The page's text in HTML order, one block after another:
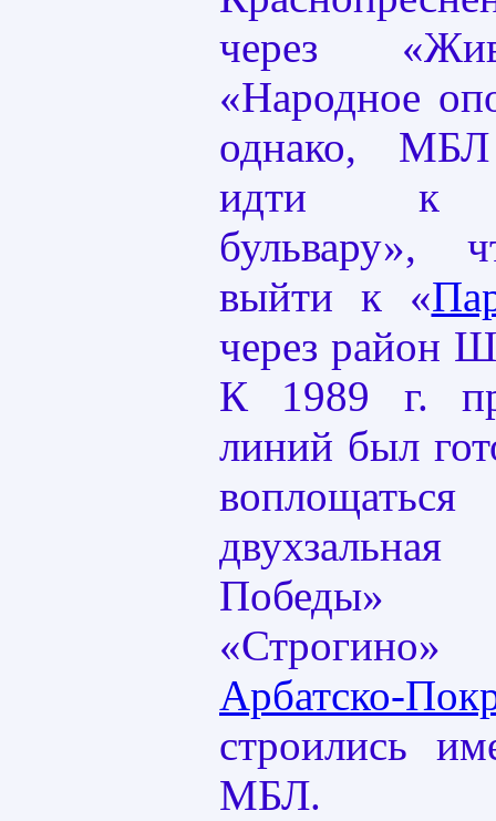
через
«Народное
однако,
идти к
бульвару»,
выйти к «
через район
К 1989 г.
линий был
Победы»
Арбатско-
строились
МБЛ.